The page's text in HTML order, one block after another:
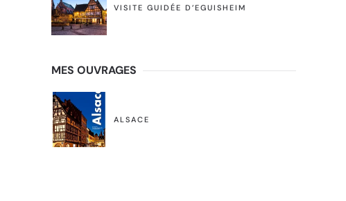
VISITE GUIDÉE D’EGUISHEIM
MES OUVRAGES
ALSACE